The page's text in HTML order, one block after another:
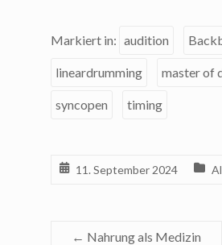
Markiert in: audition
lineardrumming master of
syncopen timing
11. September 2024
← Nahrung als Medizin